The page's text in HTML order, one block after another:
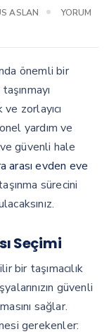
ASLAN
YORUM
önemli bir
zorlayıcı
yardım ve
güvenli hale
arası evden eve
sürecini
Seçimi
bir taşımacılık
güvenli
sağlar.
gerekenler: